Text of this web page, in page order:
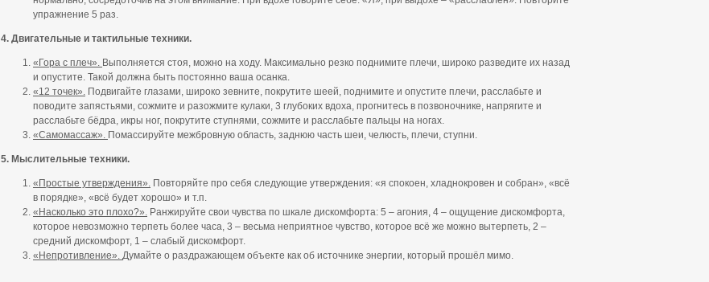
упражнение 5 раз.
4. Двигательные и тактильные техники.
«Гора с плеч». Выполняется стоя, можно на ходу. Максимально резко поднимите плечи, широко разведите их назад
и опустите. Такой должна быть постоянно ваша осанка.
«12 точек». Подвигайте глазами, широко зевните, покрутите шеей, поднимите и опустите плечи, расслабьте и
поводите запястьями, сожмите и разожмите кулаки, 3 глубоких вдоха, прогнитесь в позвоночнике, напрягите и
расслабьте бёдра, икры ног, покрутите ступнями, сожмите и расслабьте пальцы на ногах.
«Самомассаж». Помассируйте межбровную область, заднюю часть шеи, челюсть, плечи, ступни.
5. Мыслительные техники.
«Простые утверждения». Повторяйте про себя следующие утверждения: «я спокоен, хладнокровен и собран», «всё
в порядке», «всё будет хорошо» и т.п.
«Насколько это плохо?». Ранжируйте свои чувства по шкале дискомфорта: 5 – агония, 4 – ощущение дискомфорта,
которое невозможно терпеть более часа, 3 – весьма неприятное чувство, которое всё же можно вытерпеть, 2 –
средний дискомфорт, 1 – слабый дискомфорт.
«Непротивление». Думайте о раздражающем объекте как об источнике энергии, который прошёл мимо.